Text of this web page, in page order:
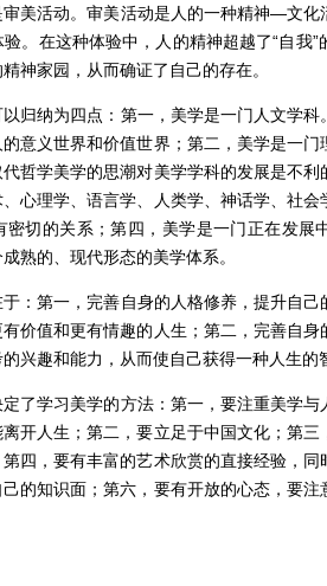
美活动。审美活动是人的一种精神—文化
。在这种体验中，人的精神超越了“自我”
神家园，从而确证了自己的存在。
归纳为四点：第一，美学是一门人文学科
意义世界和价值世界；第二，美学是一门
哲学美学的思潮对美学学科的发展是不利
心理学、语言学、人类学、神话学、社会
密切的关系；第四，美学是一门正在发展
熟的、现代形态的美学体系。
：第一，完善自身的人格修养，提升自己
价值和更有情趣的人生；第二，完善自身
兴趣和能力，从而使自己获得一种人生的
了学习美学的方法：第一，要注重美学与
开人生；第二，要立足于中国文化；第三
四，要有丰富的艺术欣赏的直接经验，同
的知识面；第六，要有开放的心态，要注